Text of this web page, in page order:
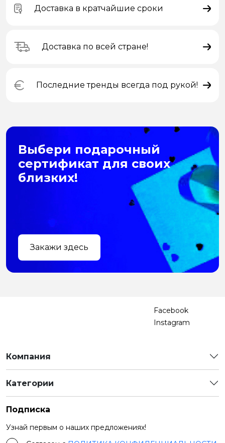
Доставка в кратчайшие сроки
Доставка по всей стране!
Последние тренды всегда под рукой!
Выбери подарочный
сертификат для своих
близких!
Закажи здесь
Facebook
Instagram
Компания
Категории
Подписка
Узнай первым о наших предложениях!